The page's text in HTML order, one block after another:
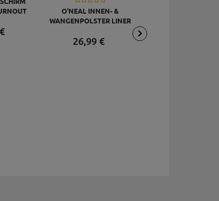
€
O'NEAL INNEN- &
WANGENPOLSTER LINER
RL2, SCHWARZ
26,99€